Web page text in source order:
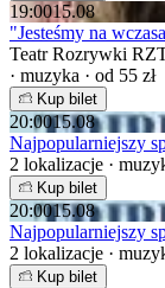
19:0015.08
"Jesteśmy na
Teatr Rozrywki
· muzyka · od 55 zł
Kup bilet
20:0015.08
Najpopularniejszy
2 lokalizacje ·
Kup bilet
20:0015.08
Najpopularniejszy
2 lokalizacje ·
Kup bilet